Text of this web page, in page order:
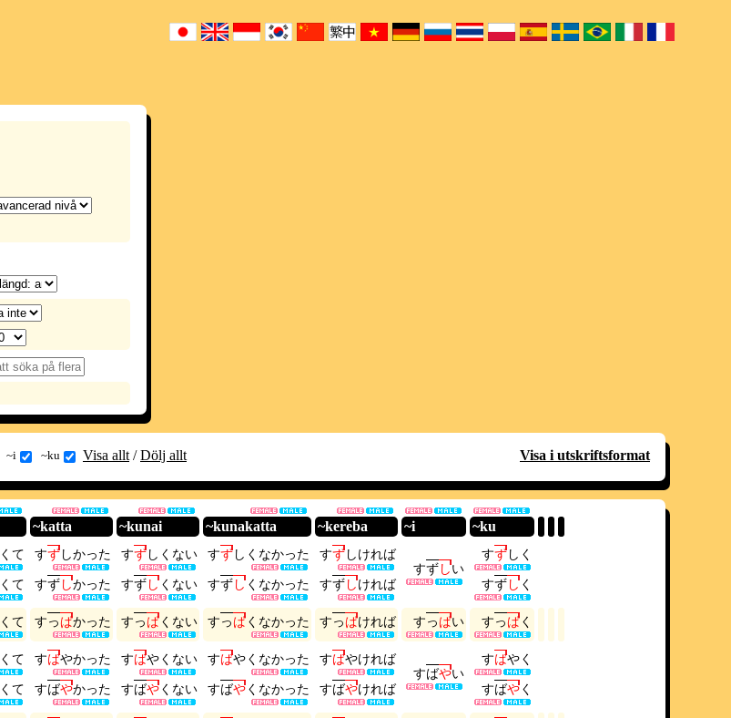
~i ~ku Visa allt /Dölj allt Visa i utskriftsformat
~katta ~kunai ~kunakatta ~kereba ~i ~ku
く て
く て
すずしかった
すずしかった
すずし く ない
すずしく ない
すずし く なかった
すずしく なかった
すずしければ
すずしければ
すずしい
すずし く
すずしく
く て すっぱかった すっぱく ない すっぱく なかった すっぱければ すっぱい すっぱく
く て
く て
すばやかった
すばやかった
すばやく ない
すばやく ない
すばやく なかった
すばやく なかった
すばやければ
すばやければ
すばやい
すばやく
すばやく